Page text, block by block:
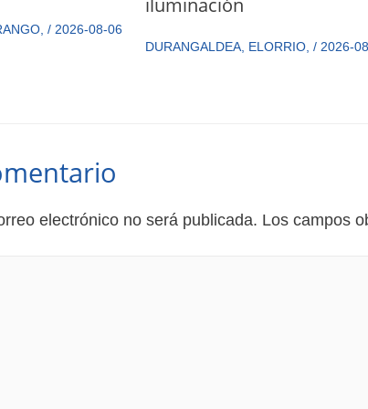
, / 2026-08-06
iluminación
DURANGALDEA, ELORRIO,/2026-
electrónico no será publicada. Los campos